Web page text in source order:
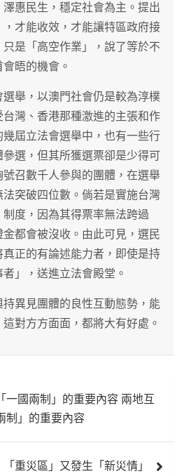
惠民生，穩定社會為主。提出
才能收效，才能讓特區政府接
是「高空作業」，說了等於不
晤的機會。
舉，以澳門社會仍是較為淳樸
灣、香港那種激進的主張和作
屆立法會選舉中，也有一些行
選，但其所獲選票卻是少得可
召數千人參與的團體，在選舉
突破四位數。倘若是實施台灣
度，因為其得票率無法跨過
金都會被沒收。由此可見，選民
正的有論述能力者，即使是持
」，送進立法會殿堂。
異見團體的良性互動態勢，能
對方方面面，都將大有好處。
一國兩制」的重要內容 兩地互
制」的重要內容
重災區」又發生「新災情」